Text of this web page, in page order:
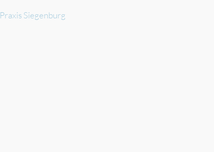
Praxis Siegenburg